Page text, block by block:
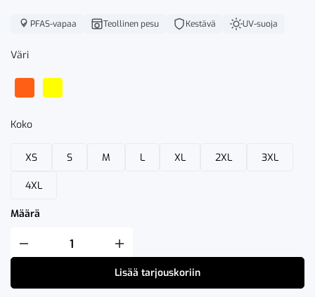
PFAS-vapaa Teollinen pesu Kestävä UV-suoja
Väri
Koko
XS S M L XL 2XL 3XL
4XL
Määrä
Fristads
High
LK
Lisää tarjouskoriin